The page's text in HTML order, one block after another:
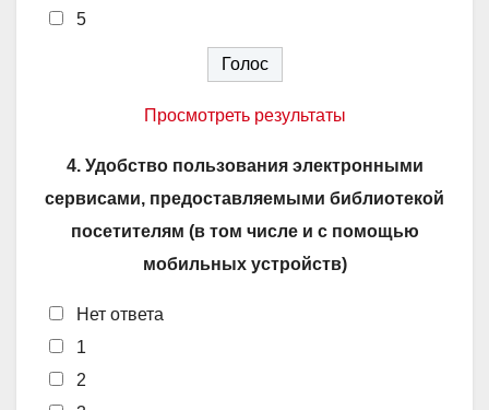
5
Просмотреть результаты
4. Удобство пользования электронными
сервисами, предоставляемыми библиотекой
посетителям (в том числе и с помощью
мобильных устройств)
Нет ответа
1
2